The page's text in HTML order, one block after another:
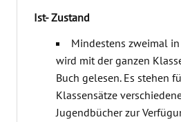
Ist- Zustand
Mindestens zweimal
wird mit der ganzen
Buch gelesen. Es stehen
Klassensätze
Jugendbücher zur